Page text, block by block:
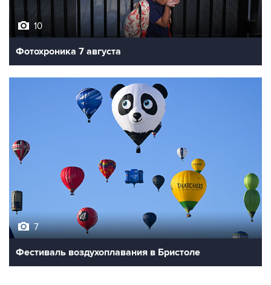
Фотохроника 7 августа
Фестиваль воздухоплавания в Бристоле